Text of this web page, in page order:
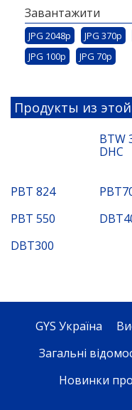
Завантажити
JPG 2048p JPG 370p
JPG 100p
JPG 70p
Продукты из
BTW
DHC
PBT 824
PBT 550
DBT300
GYS Україна
Загальні
Новинки